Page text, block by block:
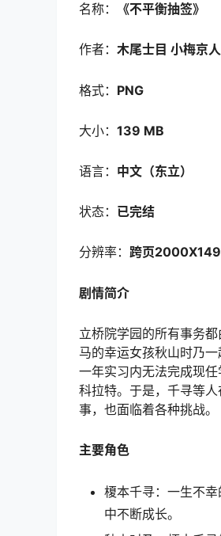
名称： 《不平衡抽签》
作者： 木尾士目 小梅京人
格式： PNG
大小： 139 MB
语言： 中文 （东立）
状态： 已完结
分辨率： 跨页
剧情简介
立桥院学园的所有事务
马的幸运女孩秋山时乃
一年实习内无法完成现
科拉特。于是，千寻等
事，也面临着各种挑战。
主要角色
榎本千寻：一生不
中不断成长。